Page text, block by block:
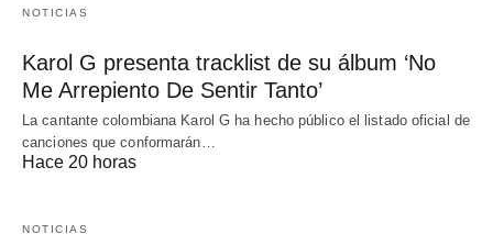
NOTICIAS
Karol G presenta tracklist de su álbum ‘No
Me Arrepiento De Sentir Tanto’
La cantante colombiana Karol G ha hecho público el listado oficial de
canciones que conformarán…
Hace 20 horas
NOTICIAS